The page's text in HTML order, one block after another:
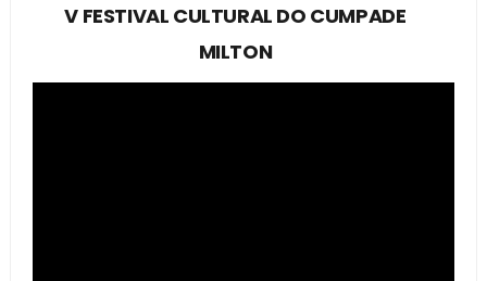
V FESTIVAL CULTURAL DO CUMPADE
MILTON